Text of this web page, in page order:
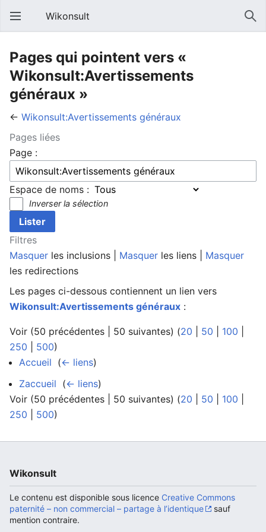
Wikonsult
Pages qui pointent vers «
Wikonsult:Avertissements
généraux »
← Wikonsult:Avertissements généraux
Pages liées
Page :
Espace de noms :
Inverser la sélection
Filtres
Masquer les inclusions | Masquer les liens | Masquer
les redirections
Les pages ci-dessous contiennent un lien vers
Wikonsult:Avertissements généraux :
Voir (50 précédentes | 50 suivantes) (20 50 100
250
500)
Accueil (← liens)
Zaccueil (← liens)
Voir (50 précédentes | 50 suivantes) (20 50 100
250
500)
Wikonsult
Le contenu est disponible sous licence Creative Commons
paternité – non commercial – partage à l’identique
sauf
mention contraire.